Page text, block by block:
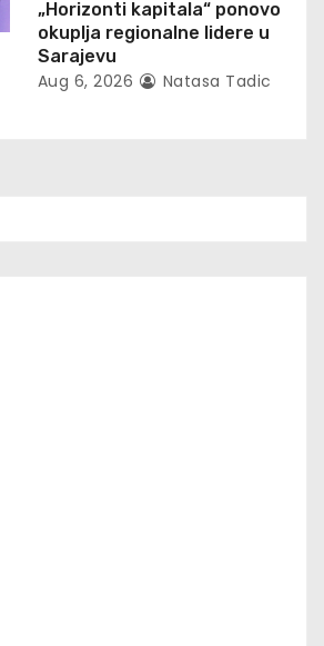
„Horizonti kapitala“ ponovo
okuplja regionalne lidere u
Sarajevu
Aug 6, 2026 Natasa Tadic